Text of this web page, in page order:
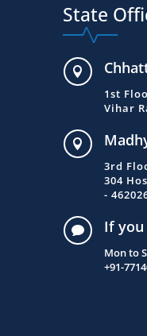
State

1st
Vihar

3rd
304
-
 If you
Mon to
+91-